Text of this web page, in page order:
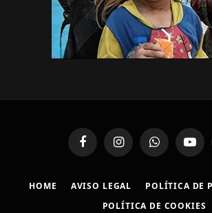
FacebookInstagramWhatsApp
HOME AVISO LEGAL
POLÍTICA DE
POLÍTICA DE COOKIES